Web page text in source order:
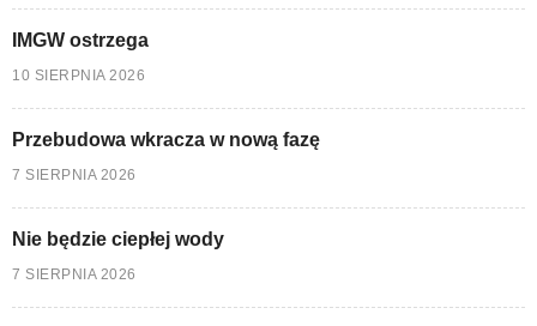
IMGW ostrzega
10 SIERPNIA 2026
Przebudowa wkracza w nową fazę
7 SIERPNIA 2026
Nie będzie ciepłej wody
7 SIERPNIA 2026